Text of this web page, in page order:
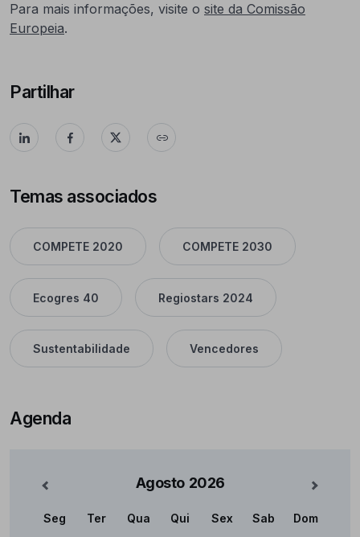
Para mais informações, visite o site da Comissão
Europeia.
Partilhar
Temas associados
COMPETE 2020 COMPETE 2030
Ecogres 40 Regiostars 2024
Sustentabilidade Vencedores
Agenda
Agosto 2026 Mês
Seg Ter Qua Qui Sex Sab Dom